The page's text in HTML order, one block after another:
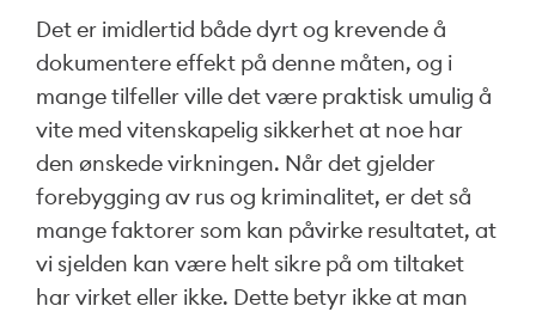
Det er imidlertid både dyrt og krevende å
dokumentere effekt på denne måten, og i
mange tilfeller ville det være praktisk umulig å
vite med vitenskapelig sikkerhet at noe har
den ønskede virkningen. Når det gjelder
forebygging av rus og kriminalitet, er det så
mange faktorer som kan påvirke resultatet, at
vi sjelden kan være helt sikre på om tiltaket
har virket eller ikke. Dette betyr ikke at man